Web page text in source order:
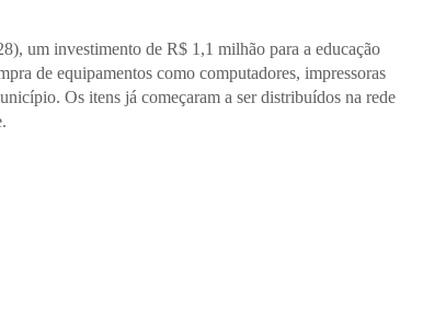
um investimento de R$ 1,1 milhão para a educação
de equipamentos como computadores, impressoras
Os itens já começaram a ser distribuídos na rede